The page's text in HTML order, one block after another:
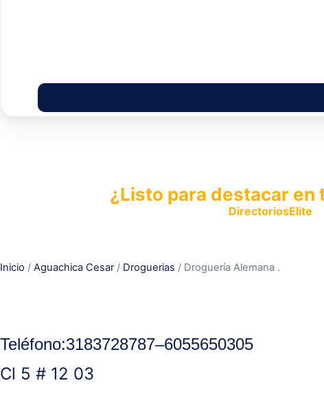
¿Listo para destacar en
DirectoriosElite
Inicio / Aguachica Cesar/ Droguerias / Droguería Alemana .
Teléfono:3183728787–6055650305
Cl 5 # 12 03